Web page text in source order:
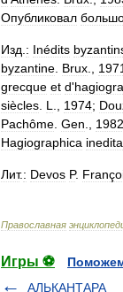
Опубликовал
Изд : Inédits
byzantine Brux 1971
grecque et d'
siècles L 1974;
Pachôme Gen 1982
Hagiographica inedita
Лит.: Devos P.
Православная
Игры ⚽
АЛЬКАНТАРА